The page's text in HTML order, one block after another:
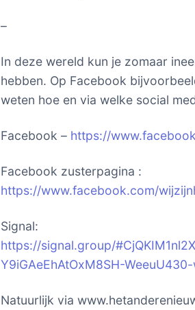
–
In deze wereld kun je zomaar
hebben. Op Facebook
weten hoe en via welke social
Facebook – https://
Facebook zusterpagina :
https://www.facebook.com/
Signal:
https://signal.group/
Y9iGAeEhAtOxM8SH-
Natuurlijk via